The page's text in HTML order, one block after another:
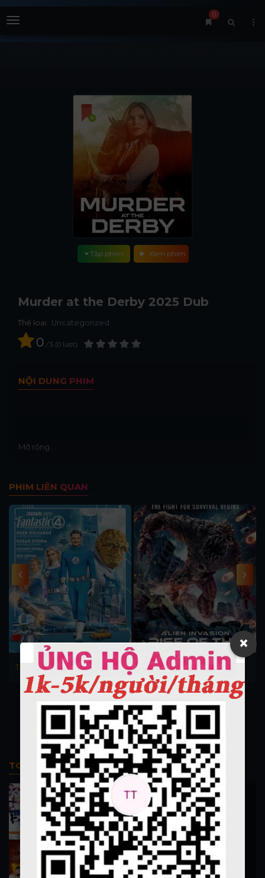
Menu
0
Xem phim
Tập phim
Murder at the Derby 2025 Dub
Thể loại: Uncategorized
0 / 5 0 lượt
NỘI DUNG PHIM
Mở rộng...
PHIM LIÊN QUAN
The Fantastic Four 2025: First
Steps (Dub)
Alien Invasion 2025: Rise of
the Phoenix
TOP PHIM BỘ
Thi Công Kỳ Án 1997
施公奇案 1997
90K lượt xem
Thần Tài Đến 1999
Thần Tài Truyền Kỳ 1999
16.5K lượt xem
×